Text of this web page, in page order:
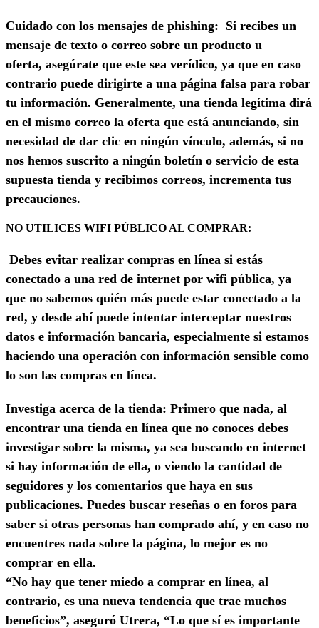
Cuidado con los mensajes de phishing: Si recibes un
mensaje de texto o correo sobre un producto u
oferta, asegúrate que este sea verídico, ya que en caso
contrario puede dirigirte a una página falsa para robar
tu información. Generalmente, una tienda legítima dirá
en el mismo correo la oferta que está anunciando, sin
necesidad de dar clic en ningún vínculo, además, si no
nos hemos suscrito a ningún boletín o servicio de esta
supuesta tienda y recibimos correos, incrementa tus
precauciones.
NO UTILICES WIFI PÚBLICO AL COMPRAR:
Debes evitar realizar compras en línea si estás
conectado a una red de internet por wifi pública, ya
que no sabemos quién más puede estar conectado a la
red, y desde ahí puede intentar interceptar nuestros
datos e información bancaria, especialmente si estamos
haciendo una operación con información sensible como
lo son las compras en línea.
Investiga acerca de la tienda: Primero que nada, al
encontrar una tienda en línea que no conoces debes
investigar sobre la misma, ya sea buscando en internet
si hay información de ella, o viendo la cantidad de
seguidores y los comentarios que haya en sus
publicaciones. Puedes buscar reseñas o en foros para
saber si otras personas han comprado ahí, y en caso no
encuentres nada sobre la página, lo mejor es no
comprar en ella.
“No hay que tener miedo a comprar en línea, al
contrario, es una nueva tendencia que trae muchos
beneficios”, aseguró Utrera, “Lo que sí es importante